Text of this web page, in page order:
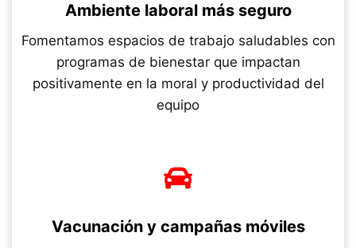
Ambiente laboral más seguro
Fomentamos espacios de trabajo saludables con
programas de bienestar que impactan
positivamente en la moral y productividad del
equipo
Vacunación y campañas móviles